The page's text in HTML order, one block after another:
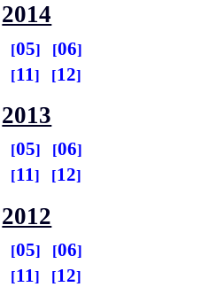
2014
05
06
11 12
2013
05
06
11 12
2012
05
06
11 12